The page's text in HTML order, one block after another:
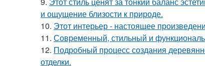
и ощущение близости к природе.
10. Этот интерьер - настоящее
11. Современный, стильный и
12. Подробный процесс создания
отделки.